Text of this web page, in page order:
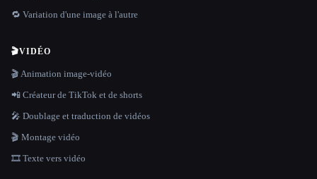
🔁 Variation d'une image à l'autre
🎬VIDÉO
🎬 Animation image-vidéo
📲 Créateur de TikTok et de shorts
🎤 Doublage et traduction de vidéos
🎬 Montage vidéo
🎞️ Texte vers vidéo